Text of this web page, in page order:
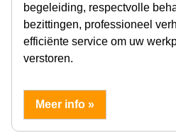
begeleiding, respectvolle
bezittingen, professioneel
efficiënte service om uw
verstoren.
Meer info »